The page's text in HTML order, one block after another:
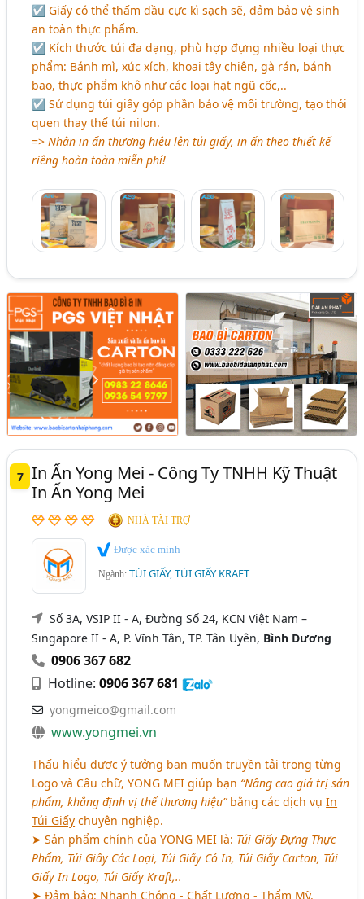
☑ Giấy có thể thấm dầu cực kì sạch sẽ, đảm bảo vệ sinh
an toàn thực phẩm.
☑ Kích thước túi đa dạng, phù hợp đựng nhiều loại thực
phẩm: Bánh mì, xúc xích, khoai tây chiên, gà rán, bánh
bao, thực phẩm khô như các loại hạt ngũ cốc,..
☑ Sử dụng túi giấy góp phần bảo vệ môi trường, tạo thói
quen thay thế túi nilon.
=>Nhận in ấn thương hiệu lên túi giấy, in ấn theo thiết kế
riêng hoàn toàn miễn phí!
7 In Ấn Yong Mei - Công Ty TNHH Kỹ Thuật
In Ấn Yong Mei
NHÀ TÀI TRỢ
Được xác minh
Ngành:TÚI GIẤY, TÚI GIẤY KRAFT
Số 3A, VSIP II - A, Đường Số 24, KCN Việt Nam –
Singapore II - A, P. Vĩnh Tân, TP. Tân Uyên, Bình Dương
0906 367 682
Hotline:0906 367 681
yongmeico@gmail.com
www.yongmei.vn
Thấu hiểu được ý tưởng bạn muốn truyền tải trong từng
Logo và Câu chữ, YONG MEI giúp bạn “Nâng cao giá trị sản
phẩm, khẳng định vị thế thương hiệu”bằng các dịch vụIn
Túi Giấy chuyên nghiệp.
➤ Sản phẩm chính của YONG MEI là: Túi Giấy Đựng Thực
Phẩm, Túi Giấy Các Loại, Túi Giấy Có In, Túi Giấy Carton, Túi
Giấy In Logo, Túi Giấy Kraft,..
➤ Đảm bảo: Nhanh Chóng - Chất Lượng - Thẩm Mỹ.